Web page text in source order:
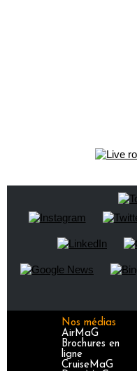
Nos médias
AirMaG
Brochures en
ligne
CruiseMaG